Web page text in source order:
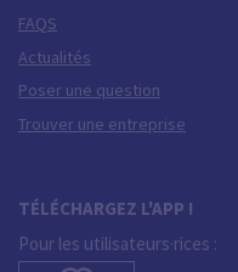
FAQS
Actualités
Poser une question
Trouver une entreprise
TÉLÉCHARGEZ L'APP !
Pour les utilisateurs·rices :